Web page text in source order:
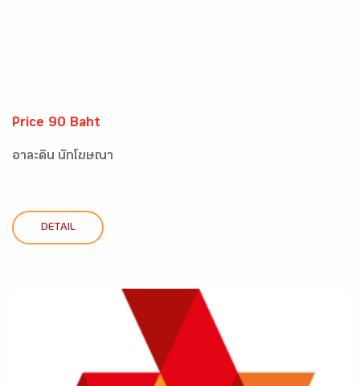
Price 90 Baht
อาละดิน นักโฆษณา
DETAIL